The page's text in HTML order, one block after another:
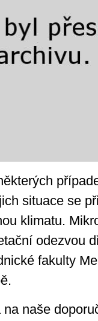
situace se
klimatu.
odezvou
fakulty
naše